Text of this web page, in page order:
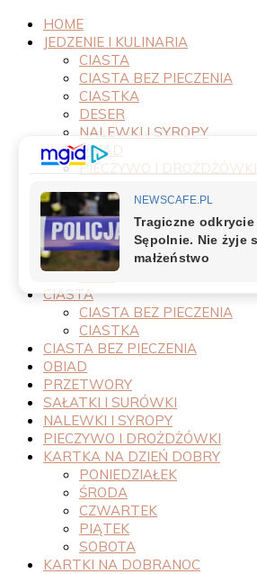
HOME
JEDZENIE I KULINARIA
CIASTA
CIASTA BEZ PIECZENIA
CIASTKA
DESER
NALEWKI I SYROPY
OBIAD
PIECZYWO I DROŻDŻÓWKI
PRZEPISY
PRZETWORY
PRZYSTAWKI
SAŁATKI I SURÓWKI
SOSY
CIASTA
CIASTA BEZ PIECZENIA
CIASTKA
CIASTA BEZ PIECZENIA
OBIAD
PRZETWORY
SAŁATKI I SURÓWKI
NALEWKI I SYROPY
PIECZYWO I DROŻDŻÓWKI
KARTKA NA DZIEŃ DOBRY
PONIEDZIAŁEK
ŚRODA
CZWARTEK
PIĄTEK
SOBOTA
KARTKI NA DOBRANOC